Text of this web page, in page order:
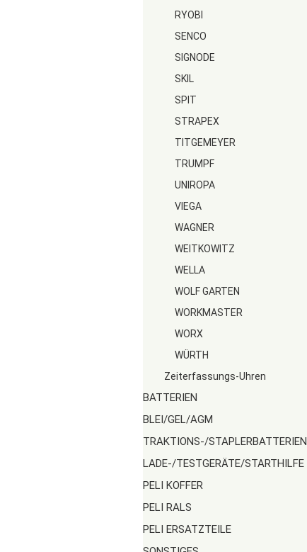
RYOBI
SENCO
SIGNODE
SKIL
SPIT
STRAPEX
TITGEMEYER
TRUMPF
UNIROPA
VIEGA
WAGNER
WEITKOWITZ
WELLA
WOLF GARTEN
WORKMASTER
WORX
WÜRTH
Zeiterfassungs-Uhren
BATTERIEN
BLEI/GEL/AGM
TRAKTIONS-/STAPLERBATTERIEN
LADE-/TESTGERÄTE/STARTHILFE
PELI KOFFER
PELI RALS
PELI ERSATZTEILE